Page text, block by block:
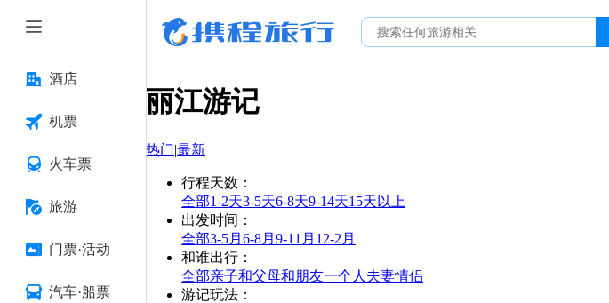
酒店
机票
火车票
旅游
门票·活动
汽车·船票
丽江游记
热门|最新
行程天数 ：
全部1-2天3-5天6-8天9-14天15天以上
出发时间 ：
全部3-5月 6-8月 9-11月 12-2月
和谁出行 ：
全部亲子和父母和朋友一个人 夫妻情侣
游记玩法 ：